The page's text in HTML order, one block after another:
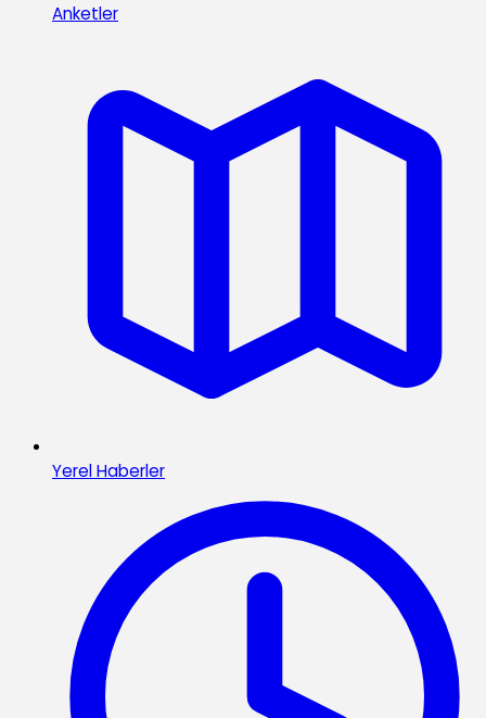
Anketler
Yerel Haberler